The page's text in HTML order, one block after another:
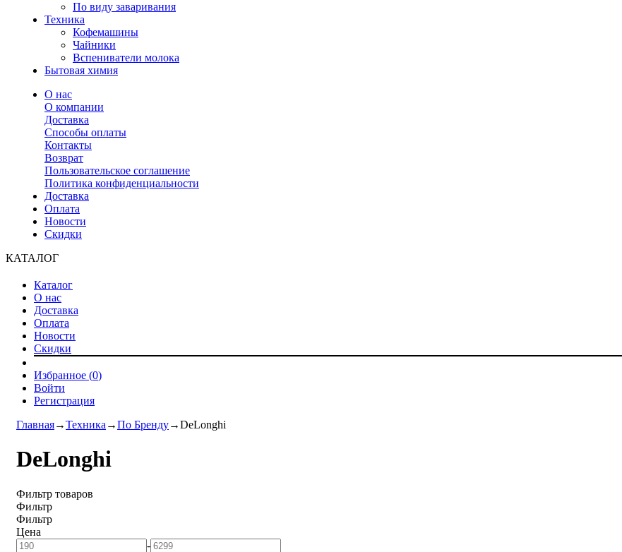
По виду заваривания
Техника
Кофемашины
Чайники
Вспениватели молока
Бытовая химия
О нас
О компании
Доставка
Способы оплаты
Контакты
Возврат
Пользовательское соглашение
Политика конфиденциальности
Доставка
Оплата
Новости
Скидки
КАТАЛОГ
Каталог
О нас
Доставка
Оплата
Новости
Скидки
Избранное (0)
Войти
Регистрация
Главная→Техника →По Бренду→DeLonghi
DeLonghi
Фильтр товаров
Фильтр
Фильтр
Цена
-